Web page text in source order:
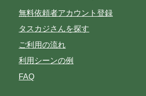
無料依頼者アカウント登録
タスカジさんを探す
ご利用の流れ
利用シーンの例
FAQ